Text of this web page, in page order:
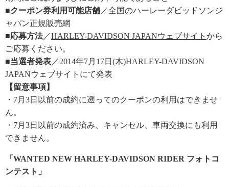
■クーポン券利用可能店舗 ／全国のハーレーダビッドソンジ
ャパン正規販売網
■応募方法／HARLEY-DAVIDSON JAPANウェブサイト から
ご応募ください。
■当選者発表 ／2014年7月17日(木)HARLEY-DAVIDSON
JAPANウェブサイトにて発表
【留意事項】
・7月3日以前の成約に遡ってのクーポンの利用はできませ
ん。
・7月3日以前の成約済み、キャンセル、車両交換にも利用
できません。
「WANTED NEW HARLEY-DAVIDSON RIDER フォトコ
ンテスト」